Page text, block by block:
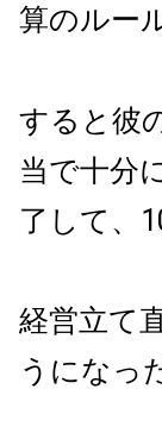
算のルー
すると彼
当で十分
了して、
経営立て
うになっ